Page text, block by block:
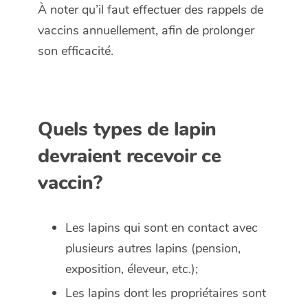
À noter qu’il faut effectuer des rappels de
vaccins annuellement, afin de prolonger
son efficacité.
Quels types de lapin
devraient recevoir ce
vaccin?
Les lapins qui sont en contact avec
plusieurs autres lapins (pension,
exposition, éleveur, etc.);
Les lapins dont les propriétaires sont